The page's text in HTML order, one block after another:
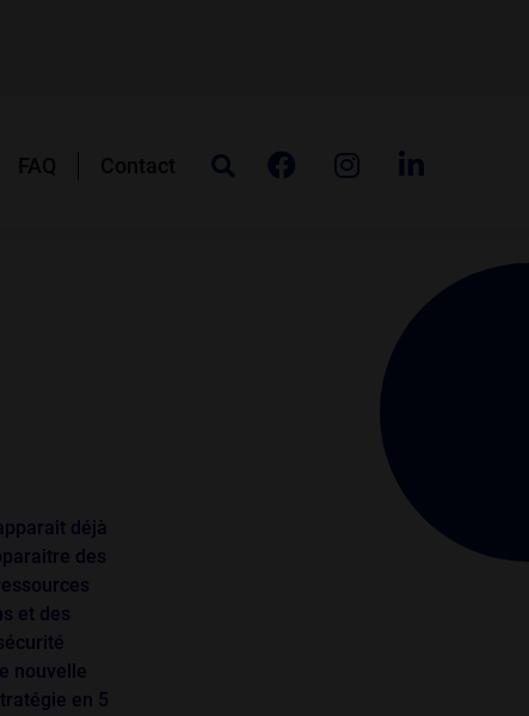
FAQ Contact
déjà
des
et des
nouvelle
en 5